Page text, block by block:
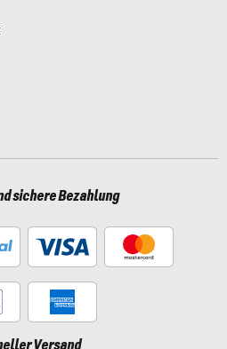
sichere Bezahlung
Versand